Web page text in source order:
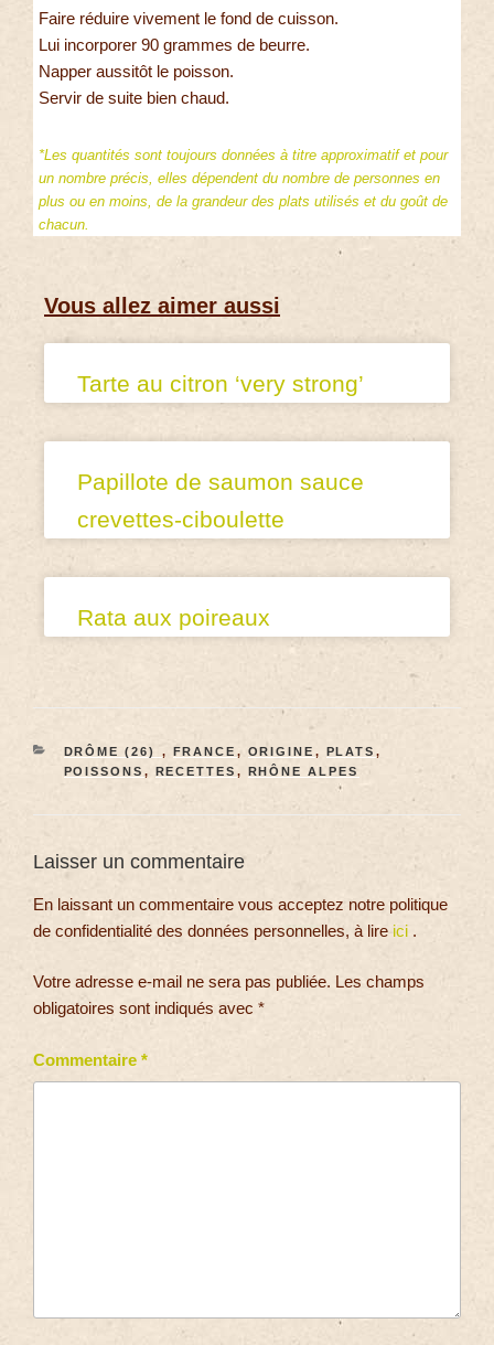
Faire réduire vivement le fond de cuisson.
Lui incorporer 90 grammes de beurre.
Napper aussitôt le poisson.
Servir de suite bien chaud.
*Les quantités sont toujours données à titre approximatif et pour
un nombre précis, elles dépendent du nombre de personnes en
plus ou en moins, de la grandeur des plats utilisés et du goût de
chacun.
Vous allez aimer aussi
Tarte au citron ‘very strong’
Papillote de saumon sauce
crevettes-ciboulette
Rata aux poireaux
DRÔME (26) , FRANCE , ORIGINE , PLATS ,
POISSONS , RECETTES , RHÔNE ALPES
Laisser un commentaire
En laissant un commentaire vous acceptez notre politique
de confidentialité des données personnelles, à lire ici .
Votre adresse e-mail ne sera pas publiée. Les champs
obligatoires sont indiqués avec *
Commentaire *